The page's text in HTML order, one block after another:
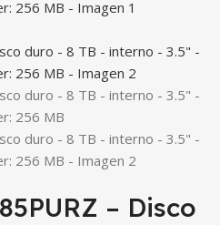
– Disco